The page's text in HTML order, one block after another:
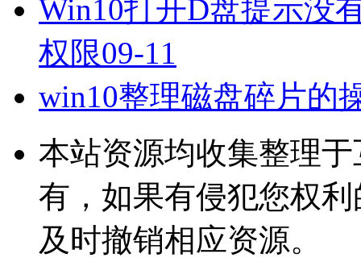
Win10打开D盘提示没
权限09-11
win10整理磁盘碎片的
本站资源均收集整理
有，如果有侵犯您权
及时撤销相应资源。